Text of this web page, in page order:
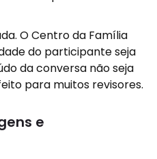
O Centro da Família
do participante seja
da conversa não seja
para muitos revisores.
e